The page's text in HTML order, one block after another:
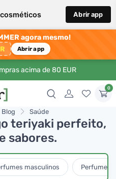
Abrir app
agora mesmo!
Abrir app
acima de 80 EUR
0
Blog Saúde
teriyaki perfeito,
sabores.
masculinos Perfumes